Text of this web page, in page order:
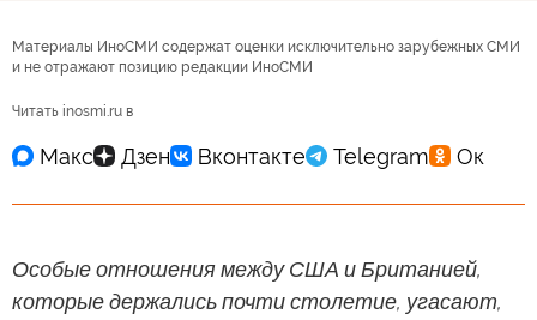
Материалы ИноСМИ содержат оценки исключительно зарубежных СМИ
и не отражают позицию редакции ИноСМИ
Читать inosmi.ru в
Особые отношения между США и Британией,
которые держались почти столетие, угасают,